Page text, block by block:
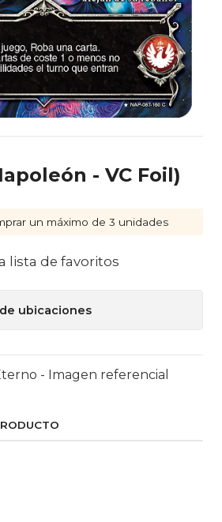
- VC Foil)
un máximo de 3 unidades
lista de favoritos
ubicaciones
- Imagen referencial